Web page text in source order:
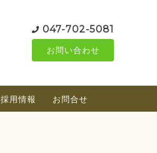
047-702-5081
お問い合わせ
採用情報 お問合せ